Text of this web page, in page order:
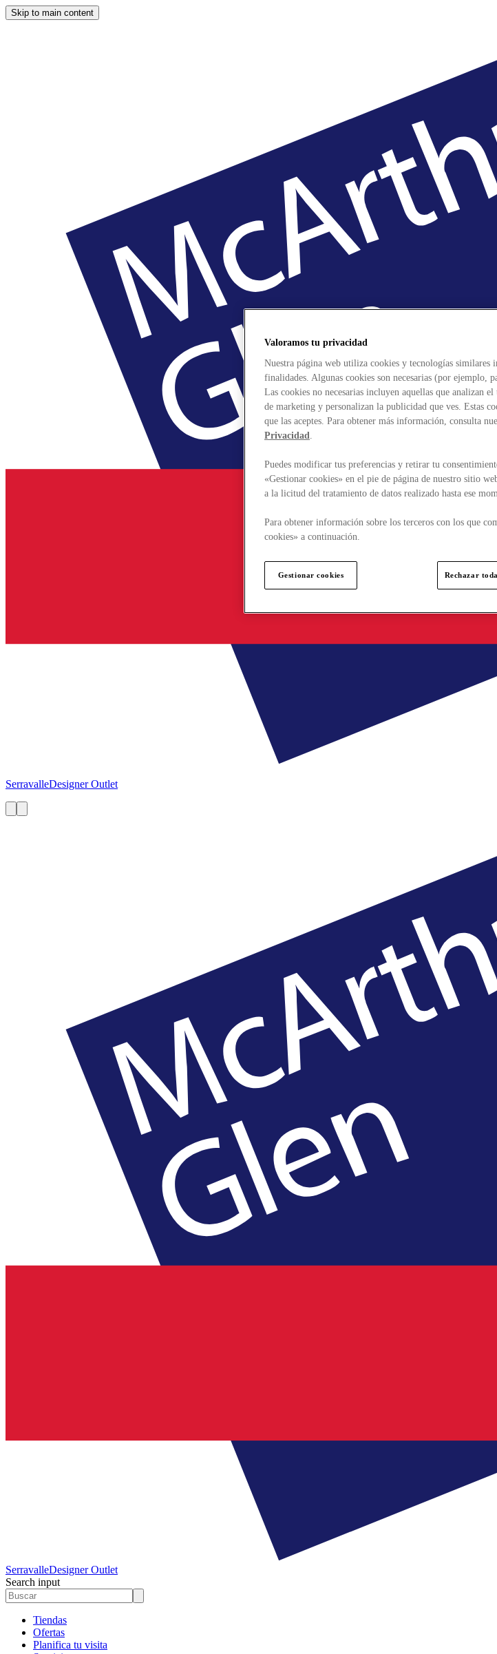
Skip to main content
SerravalleDesigner Outlet
SerravalleDesigner Outlet
Search input
Tiendas
Ofertas
Planifica tu visita
Valoramos tu privacidad
Nuestra página web utiliza cookies y tecnologías similares
finalidades. Algunas cookies son necesarias (por ejemplo,
Las cookies no necesarias incluyen aquellas que analizan
de marketing y personalizan la publicidad que ves. Estas
que las aceptes. Para obtener más información, consulta
Privacidad.
Puedes modificar tus preferencias y retirar tu
«Gestionar cookies» en el pie de página de nuestro sitio
a la licitud del tratamiento de datos realizado hasta ese
Para obtener información sobre los terceros con los que
cookies» a continuación.
Gestionar cookies Rechazar